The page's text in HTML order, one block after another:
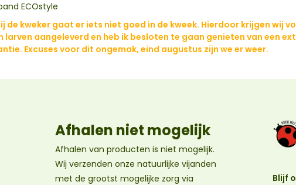
ECOstyle
de kweker gaat er iets niet goed in de kweek. Hierdoor krijgen wij
larven aangeleverd en heb ik besloten te gaan genieten van een
Excuses voor dit ongemak, eind augustus zijn we er weer.
Afhalen niet mogelijk
Afhalen van producten is niet mogelijk.
Wij verzenden onze natuurlijke vijanden
met de grootst mogelijke zorg via
Blijf